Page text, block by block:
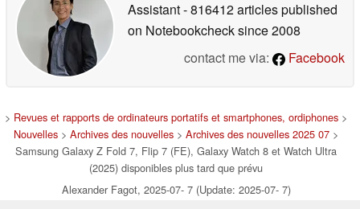
Assistant- 816412 articles published
on Notebookchecksince 2008
contact me via:
Facebook
> Revues et rapports de ordinateurs portatifs et smartphones, ordiphones >
Nouvelles > Archives des nouvelles > Archives des nouvelles 2025 07 >
Samsung Galaxy Z Fold 7, Flip 7 (FE), Galaxy Watch 8 et Watch Ultra
(2025) disponibles plus tard que prévu
Alexander Fagot, 2025-07- 7 (Update: 2025-07- 7)